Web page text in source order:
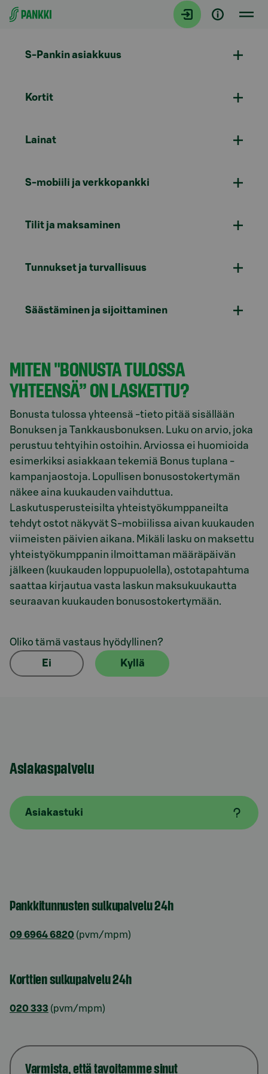
Siirry suoraan sisältöön
S-Pankin asiakkuus
Kortit
Lainat
S-mobiili ja verkkopankki
Tilit ja maksaminen
Tunnukset ja turvallisuus
Säästäminen ja sijoittaminen
MITEN "BONUSTA TULOSSA
YHTEENSÄ” ON LASKETTU?
Bonusta tulossa yhteensä -tieto pitää sisällään
Bonuksen ja Tankkausbonuksen. Luku on arvio, joka
perustuu tehtyihin ostoihin. Arviossa ei huomioida
esimerkiksi asiakkaan tekemiä Bonus tuplana -
kampanjaostoja. Lopullisen bonusostokertymän
näkee aina kuukauden vaihduttua.
Laskutusperusteisilta yhteistyökumppaneilta
tehdyt ostot näkyvät S-mobiilissa aivan kuukauden
viimeisten päivien aikana. Mikäli lasku on maksettu
yhteistyökumppanin ilmoittaman määräpäivän
jälkeen (kuukauden loppupuolella), ostotapahtuma
saattaa kirjautua vasta laskun maksukuukautta
seuraavan kuukauden bonusostokertymään.
Oliko tämä vastaus hyödyllinen?
Ei Kyllä
Asiakaspalvelu
Asiakastuki
Pankkitunnusten sulkupalvelu 24h
09 6964 6820 (pvm/mpm)
Korttien sulkupalvelu 24h
020 333 (pvm/mpm)
Varmista, että tavoitamme sinut